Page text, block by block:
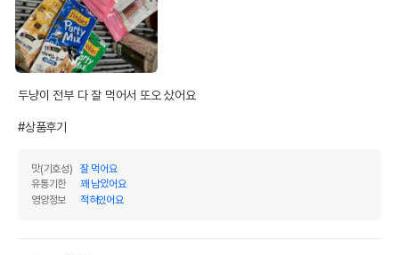
두냥이 전부 다 잘 먹어서 또오 샀어요
#상품후기
맛(기호성)
잘 먹어요
유통기한
꽤 남았어요
영양정보
적혀있어요